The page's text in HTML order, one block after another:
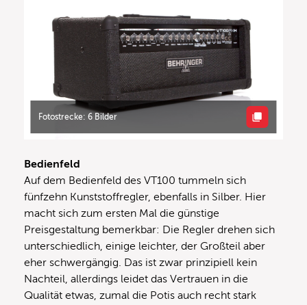
Fotostrecke: 6 Bilder
Bedienfeld
Auf dem Bedienfeld des VT100 tummeln sich
fünfzehn Kunststoffregler, ebenfalls in Silber. Hier
macht sich zum ersten Mal die günstige
Preisgestaltung bemerkbar: Die Regler drehen sich
unterschiedlich, einige leichter, der Großteil aber
eher schwergängig. Das ist zwar prinzipiell kein
Nachteil, allerdings leidet das Vertrauen in die
Qualität etwas, zumal die Potis auch recht stark